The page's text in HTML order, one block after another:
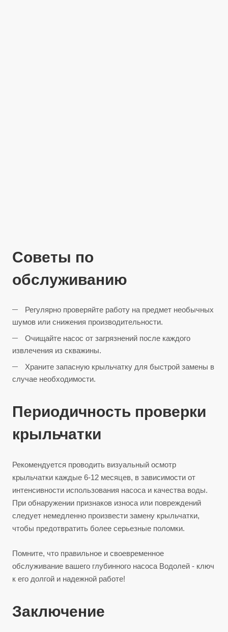
Советы по
обслуживанию
Регулярно проверяйте работу на предмет необычных
шумов или снижения производительности.
Очищайте насос от загрязнений после каждого
извлечения из скважины.
Храните запасную крыльчатку для быстрой замены в
случае необходимости.
Периодичность проверки
крыльчатки
Рекомендуется проводить визуальный осмотр
крыльчатки каждые 6-12 месяцев, в зависимости от
интенсивности использования насоса и качества воды.
При обнаружении признаков износа или повреждений
следует немедленно произвести замену крыльчатки,
чтобы предотвратить более серьезные поломки.
Помните, что правильное и своевременное
обслуживание вашего глубинного насоса Водолей - ключ
к его долгой и надежной работе!
Заключение